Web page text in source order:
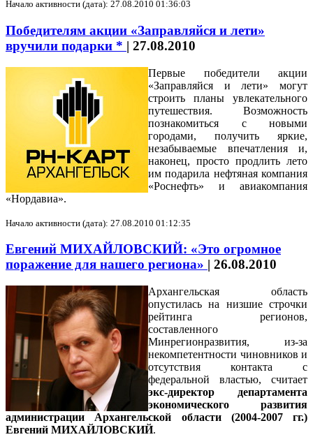
Начало активности (дата): 27.08.2010 01:36:03
Победителям акции «Заправляйся и лети»
вручили подарки * | 27.08.2010
Первые победители акции
«Заправляйся и лети» могут
строить планы увлекательного
путешествия. Возможность
познакомиться с новыми
городами, получить яркие,
незабываемые впечатления и,
наконец, просто продлить лето
им подарила нефтяная компания
«Роснефть» и авиакомпания
«Нордавиа».
Начало активности (дата): 27.08.2010 01:12:35
Евгений МИХАЙЛОВСКИЙ: «Это огромное
поражение для нашего региона» | 26.08.2010
Архангельская область
опустилась на низшие строчки
рейтинга регионов,
составленного
Минрегионразвития, из-за
некомпетентности чиновников и
отсутствия контакта с
федеральной властью, считает
экс-директор департамента
экономического развития
администрации Архангельской области (2004-2007 гг.)
Евгений МИХАЙЛОВСКИЙ.